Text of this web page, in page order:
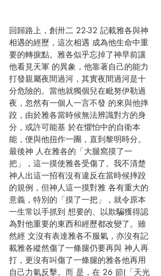
回歸路上，創卅二 22-32 記載雅各與神
相遇的經歷，這次相遇 成為他生命中重
要的轉捩點。雅各似乎忘掉了神早前讓
他看見天軍 的異象，他靠著自己的能力
打發親屬夜間過河，其實夜間過河是十
分危險的。當他就獨個兒在毗努伊勒過
夜，忽然有一個人一言不發 的來與他摔
跤，由於雅各當時候無法辨識對方的身
分，或許可能基 於在懼怕中的自衛本
能，便與他扭作一團，直到黎明時分。
最後神 人在雅各的「大腿窩摸了一
把」，這一摸使雅各受傷了。我不清楚
神人出這一招有沒有違反在當時候摔跤
的規例，但神人這一摸對雅 各有重大的
意義，特別的「摸了一把」，就令原本
一生常以手抓到 想要的、以欺騙獲得認
為對他重要的東西和經歷都改變了。雖
然經 文沒有表達雅各不服氣，亦沒有記
載雅各縱然傷了一條腿仍要再與 神人再
打，更沒有叫傷了一條腿的雅各他再用
自己力氣反擊。而 是，在 26 節(「天光